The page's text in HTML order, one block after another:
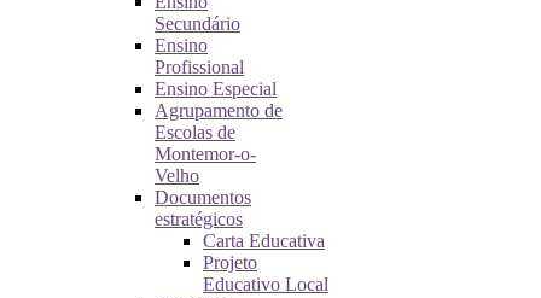
Secundário
Ensino
Profissional
Ensino Especial
Agrupamento de
Escolas de
Montemor-o-
Velho
Documentos
estratégicos
Carta Educativa
Projeto
Educativo Local